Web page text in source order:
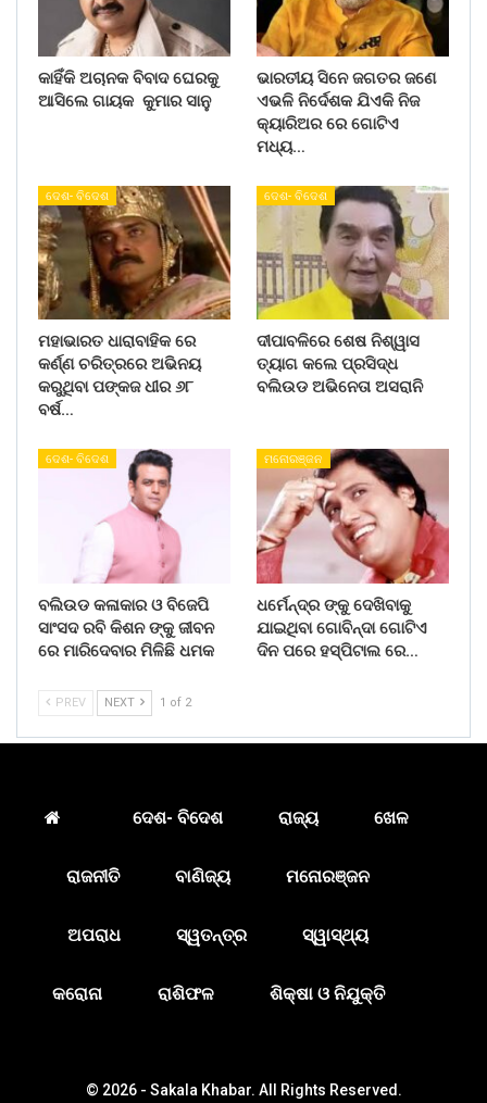
କାହିଁକି ଅଚାନକ ବିବାଦ ଘେରକୁ
ଆସିଲେ ଗାୟକ କୁମାର ସାନୁ
ଭାରତୀୟ ସିନେ ଜଗତର ଜଣେ
ଏଭଳି ନିର୍ଦେଶକ ଯିଏକି ନିଜ
କ୍ୟାରିଅର ରେ ଗୋଟିଏ
ମଧ୍ୟ…
ଦେଶ- ବିଦେଶ
ମହାଭାରତ ଧାରାବାହିକ ରେ
କର୍ଣ୍ଣ ଚରିତ୍ରରେ ଅଭିନୟ
କରୁଥିବା ପଙ୍କଜ ଧୀର ୬୮
ବର୍ଷ…
ଦେଶ- ବିଦେଶ
ଦୀପାବଳିରେ ଶେଷ ନିଶ୍ୱାସ
ତ୍ୟାଗ କଲେ ପ୍ରସିଦ୍ଧ
ବଲିଉଡ ଅଭିନେତା ଅସରାନି
ଦେଶ- ବିଦେଶ
ବଲିଉଡ କଳାକାର ଓ ବିଜେପି
ସାଂସଦ ରବି କିଶନ ଙ୍କୁ ଜୀବନ
ରେ ମାରିଦେବାର ମିଳିଛି ଧମକ
ମନୋରଞ୍ଜନ
ଧର୍ମେନ୍ଦ୍ର ଙ୍କୁ ଦେଖିବାକୁ
ଯାଇଥିବା ଗୋବିନ୍ଦା ଗୋଟିଏ
ଦିନ ପରେ ହସ୍ପିଟାଲ ରେ…
PREV NEXT 1 of 2
ଦେଶ- ବିଦେଶ ରାଜ୍ୟ ଖେଳ
ରାଜନୀତି ବାଣିଜ୍ୟ ମନୋରଞ୍ଜନ
ଅପରାଧ ସ୍ୱତନ୍ତ୍ର ସ୍ୱାସ୍ଥ୍ୟ
କରୋନା ରାଶିଫଳ ଶିକ୍ଷା ଓ ନିଯୁକ୍ତି
© 2026 - Sakala Khabar. All Rights Reserved.